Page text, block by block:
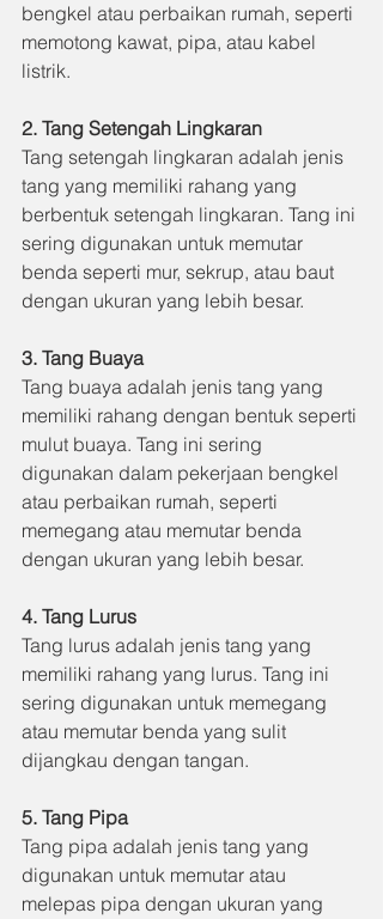
bengkel atau perbaikan rumah, seperti
memotong kawat, pipa, atau kabel
listrik.
2. Tang Setengah Lingkaran
Tang setengah lingkaran adalah jenis
tang yang memiliki rahang yang
berbentuk setengah lingkaran. Tang ini
sering digunakan untuk memutar
benda seperti mur, sekrup, atau baut
dengan ukuran yang lebih besar.
3. Tang Buaya
Tang buaya adalah jenis tang yang
memiliki rahang dengan bentuk seperti
mulut buaya. Tang ini sering
digunakan dalam pekerjaan bengkel
atau perbaikan rumah, seperti
memegang atau memutar benda
dengan ukuran yang lebih besar.
4. Tang Lurus
Tang lurus adalah jenis tang yang
memiliki rahang yang lurus. Tang ini
sering digunakan untuk memegang
atau memutar benda yang sulit
dijangkau dengan tangan.
5. Tang Pipa
Tang pipa adalah jenis tang yang
digunakan untuk memutar atau
melepas pipa dengan ukuran yang